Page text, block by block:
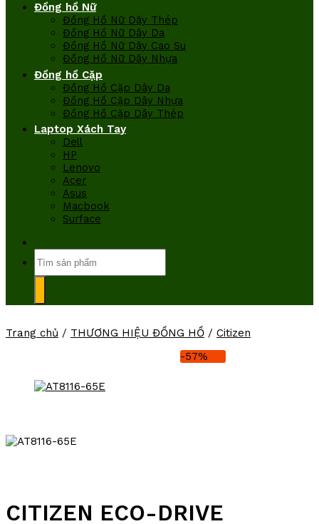
Đồng hồ Nữ
Đồng Hồ Nữ Dây Thép
Đồng Hồ Nữ Dây Da
Đồng Hồ Nữ Dây Cao Su
Đồng Hồ Nữ Dây Nhựa
Đồng hồ Cặp
Đồng Hồ Cặp Dây Da
Đồng Hồ Cặp Dây Nhựa
Đồng Hồ Cặp Dây Thép
Laptop Xách Tay
Dell
HP
Lenovo
Acer
Asus
Macbook
Surface
kiếm:
Trang chủ / THƯƠNG HIỆU ĐỒNG HỒ / Citizen
-57%
CITIZEN ECO-DRIVE